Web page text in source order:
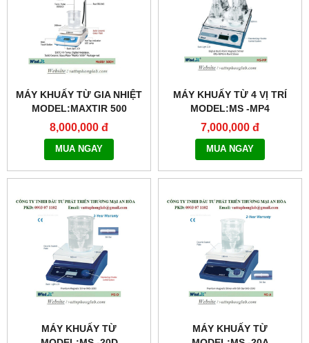
MÁY KHUẤY TỪ GIA NHIỆT
MODEL:MAXTIR 500
8,000,000 đ
MUA NGAY
MÁY KHUẤY TỪ 4 VỊ TRÍ
MODEL:MS -MP4
7,000,000 đ
MUA NGAY
MÁY KHUẤY TỪ
MÁY KHUẤY TỪ